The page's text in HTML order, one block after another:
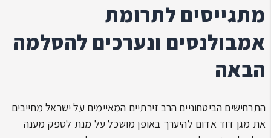
מתגייסים לתרומת
אמבולנסים ונערכים להסלמה
הבאה
התרחישים הביטחוניים הרב זירתיים המאיימים על ישראל מחייבים
את מגן דוד אדום להיערך באופן מושכל על מנת לספק מענה